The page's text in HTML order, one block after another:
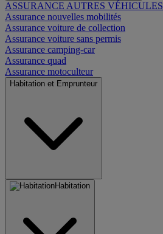
ASSURANCE AUTRES VÉHICULES
Assurance nouvelles mobilités
Assurance voiture de collection
Assurance voiture sans permis
Assurance camping-car
Assurance quad
Assurance motoculteur
Habitation et Emprunteur
Habitation